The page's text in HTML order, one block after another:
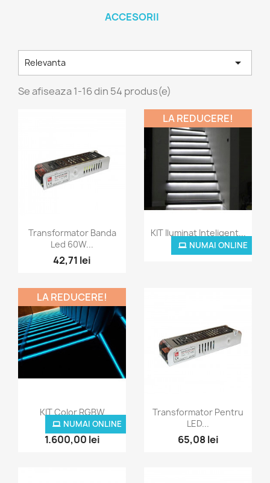
ACCESORII
Relevanta 
Se afiseaza 1-16 din 54 produs(e)
Vizualizare rapida
Transformator Banda
Led 60W...
42,71 lei
Vizualizare rapida
KIT Iluminat Inteligent...
1.200,00 lei
NUMAI ONLINE
LA REDUCERE!
Vizualizare rapida
KIT Color RGBW
Iluminat...
1.600,00 lei
NUMAI ONLINE
LA REDUCERE!
Vizualizare rapida
Transformator Pentru
LED...
65,08 lei